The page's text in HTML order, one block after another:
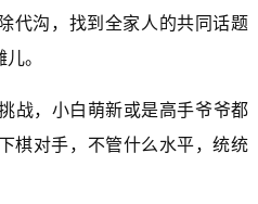
代沟，找到全家人的共同话题
。
战，小白萌新或是高手爷爷都
棋对手，不管什么水平，统统